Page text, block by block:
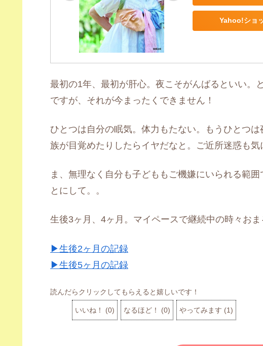
Yahoo!ショ
最初の1年、最初が肝心。夜こそがんばるといい。
ですが、それが今まったくできません！
ひとつは自分の眠気。体力もたない。もうひとつ
族が目覚めたりしたらイヤだなと。ご近所迷惑も気
ま、無理なく自分も子どももご機嫌にいられる範
とにして。。
生後3ヶ月、4ヶ月。マイペースで継続中の時々おま
▶生後2ヶ月の記録
▶生後5ヶ月の記録
読んだらクリックしてもらえると嬉しいです！
いいね！ (0) なるほど！ (0) やってみます (1)